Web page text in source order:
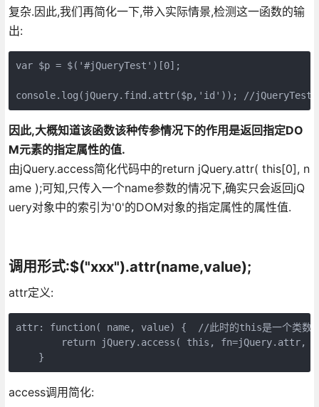
复杂.因此,我们再简化一下,带入实际情景,检测这一函数的输
出:
var $p = $('#jQueryTest')[0];
console.log(jQuery.find.attr($p,'id')); //
因此,大概知道该函数该种传参情况下的作用是返回指定DO
M元素的指定属性的值.
由jQuery.access简化代码中的return jQuery.attr( this[0], n
ame );可知,只传入一个name参数的情况下,确实只会返回jQ
uery对象中的索引为'0'的DOM对象的指定属性的属性值.
调用形式:$("xxx").attr(name,value);
attr定义:
attr: function( name, value) {  //此时的this是一个类数
return jQuery.access( this, fn=jQuery.attr,
    }
access调用简化: